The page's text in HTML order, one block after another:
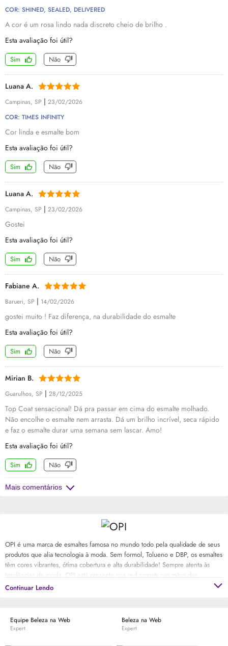
COR: SHINED, SEALED, DELIVERED
A cor é um rosa lindo nada discreto cheio de brilho .
Esta avaliação foi útil?
Sim Não
Luana A.
Campinas, SP | 23/02/2026
COR: TIMES INFINITY
Cor linda e esmalte bom
Esta avaliação foi útil?
Sim Não
Luana A.
Campinas, SP | 23/02/2026
Gostei
Esta avaliação foi útil?
Sim Não
Fabiane A.
Barueri, SP | 14/02/2026
gostei muito ! Faz diferença, na durabilidade do esmalte
Esta avaliação foi útil?
Sim Não
Mirian B.
Guarulhos, SP | 28/12/2025
Top Coat sensacional! Dá pra passar em cima do esmalte molhado.
Não encolhe o esmalte nem arrasta. Dá um brilho incrível, seca rápido
e faz o esmalte durar uma semana sem lascar. Amo!
Esta avaliação foi útil?
Sim Não
Mais comentários
OPI é uma marca de esmaltes famosa no mundo todo pela qualidade de seus
produtos que alia tecnologia à moda. Sem formol, Tolueno e DBP, os esmaltes
têm cores vibrantes, ótima cobertura e alta durabilidade! Sempre atenta às
tendências de moda, OPI está presente nos red carpets nas mãos das
celebridades e faz sucesso entre as fashionistas. Descubra as cores de
Continuar Lendo
Equipe Beleza na Web
Expert
Beleza na Web
Expert